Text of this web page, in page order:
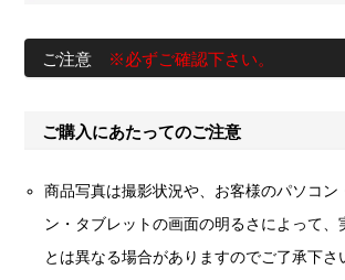
ご注意 ※必ずご確認下さい。
ご購入にあたってのご注意
商品写真は撮影状況や、お客様のパソコン
ン・タブレットの画面の明るさによって、
とは異なる場合がありますのでご了承下さ